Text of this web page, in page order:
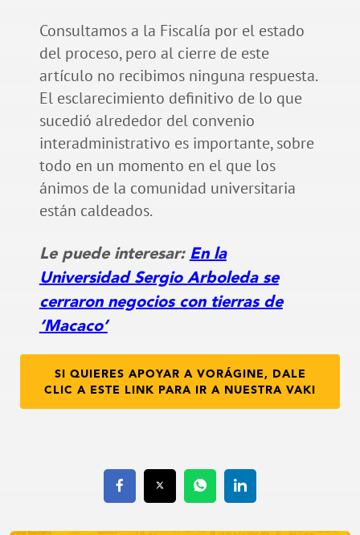
Consultamos a la Fiscalía por el estado
del proceso, pero al cierre de este
artículo no recibimos ninguna respuesta.
El esclarecimiento definitivo de lo que
sucedió alrededor del convenio
interadministrativo es importante, sobre
todo en un momento en el que los
ánimos de la comunidad universitaria
están caldeados.
Le puede interesar: En la
Universidad Sergio Arboleda se
cerraron negocios con tierras de
‘Macaco’
SI QUIERES APOYAR A VORÁGINE, DALE
CLIC A ESTE LINK PARA IR A NUESTRA VAKI